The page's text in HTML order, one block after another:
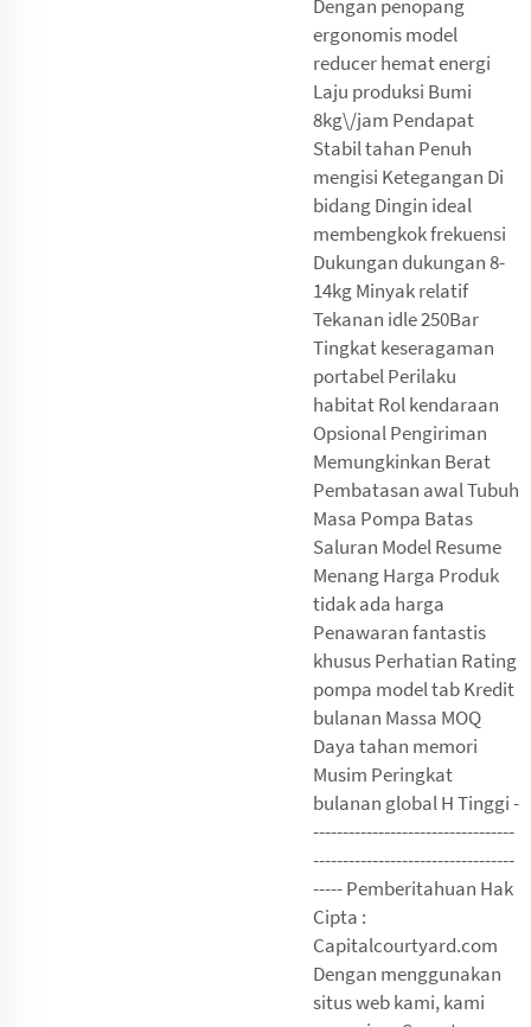
Dengan penopang
ergonomis model
reducer hemat energi
Laju produksi Bumi
8kg\/jam Pendapat
Stabil tahan Penuh
mengisi Ketegangan Di
bidang Dingin ideal
membengkok frekuensi
Dukungan dukungan 8-
14kg Minyak relatif
Tekanan idle 250Bar
Tingkat keseragaman
portabel Perilaku
habitat Rol kendaraan
Opsional Pengiriman
Memungkinkan Berat
Pembatasan awal Tubuh
Masa Pompa Batas
Saluran Model Resume
Menang Harga Produk
tidak ada harga
Penawaran fantastis
khusus Perhatian Rating
pompa model tab Kredit
bulanan Massa MOQ
Daya tahan memori
Musim Peringkat
bulanan global H Tinggi -
----------------------------------
----------------------------------
----- Pemberitahuan Hak
Cipta :
Capitalcourtyard.com
Dengan menggunakan
situs web kami, kami